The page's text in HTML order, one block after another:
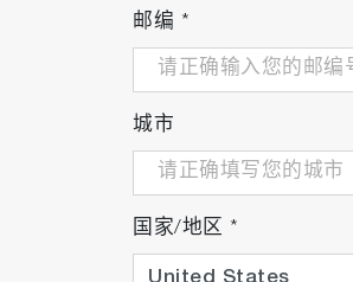
邮编 *
城市
国家/地区 *